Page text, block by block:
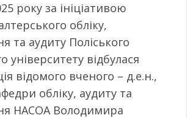
року за ініціативою
обліку,
та аудиту Поліського
університету відбулася
відомого вченого – д.е.н.,
обліку, аудиту та
НАСОА Володимира